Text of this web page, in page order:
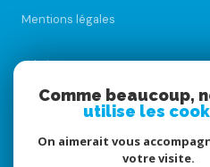
Mentions légales
Admin
Nos honoraires
Comme beaucoup,
utilise les
On aimerait vous
votre visite.